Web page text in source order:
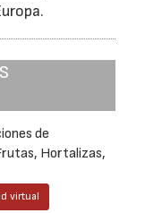
de
Hortalizas,
virtual